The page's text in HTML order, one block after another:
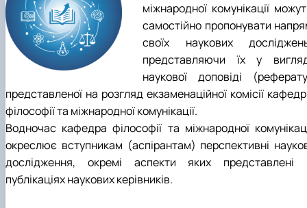
міжнародної комунікації
самостійно пропонувати
своїх наукових
представляючи їх у
наукової доповіді
представленої на розгляд екзаменаційної комісії
філософії та міжнародної комунікації.
Водночас кафедра філософії та міжнародної
окреслює вступникам (аспірантам) перспективні
дослідження, окремі аспекти яких представлені
публікаціях наукових керівників.